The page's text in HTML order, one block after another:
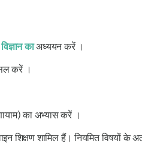
काअध्ययन करें ।
करें ।
का अभ्यास करें ।
शामिल हैं। नियमित विषयों के